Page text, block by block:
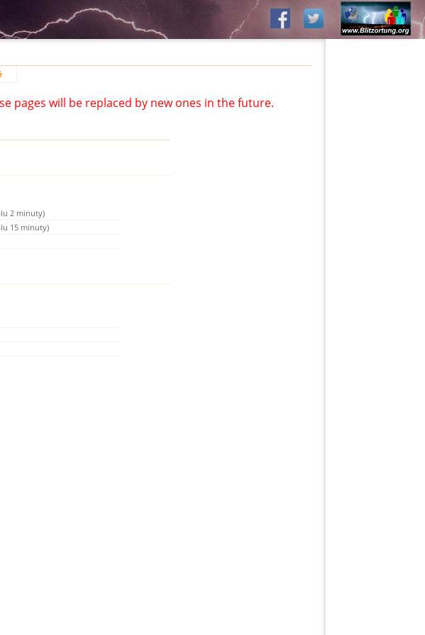
pages will be replaced by new ones in the future.
2 minuty)
15 minuty)